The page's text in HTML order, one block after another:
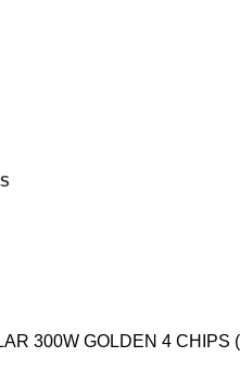
300W GOLDEN 4 CHIPS